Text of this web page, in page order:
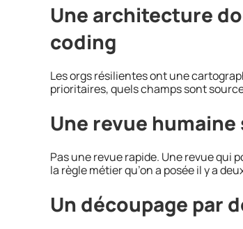
Une architecture
coding
Les orgs résilientes ont une
prioritaires, quels champs sont
Une revue
Pas une revue rapide. Une revue qui
la règle métier qu’on a posée il y a
Un découpage par